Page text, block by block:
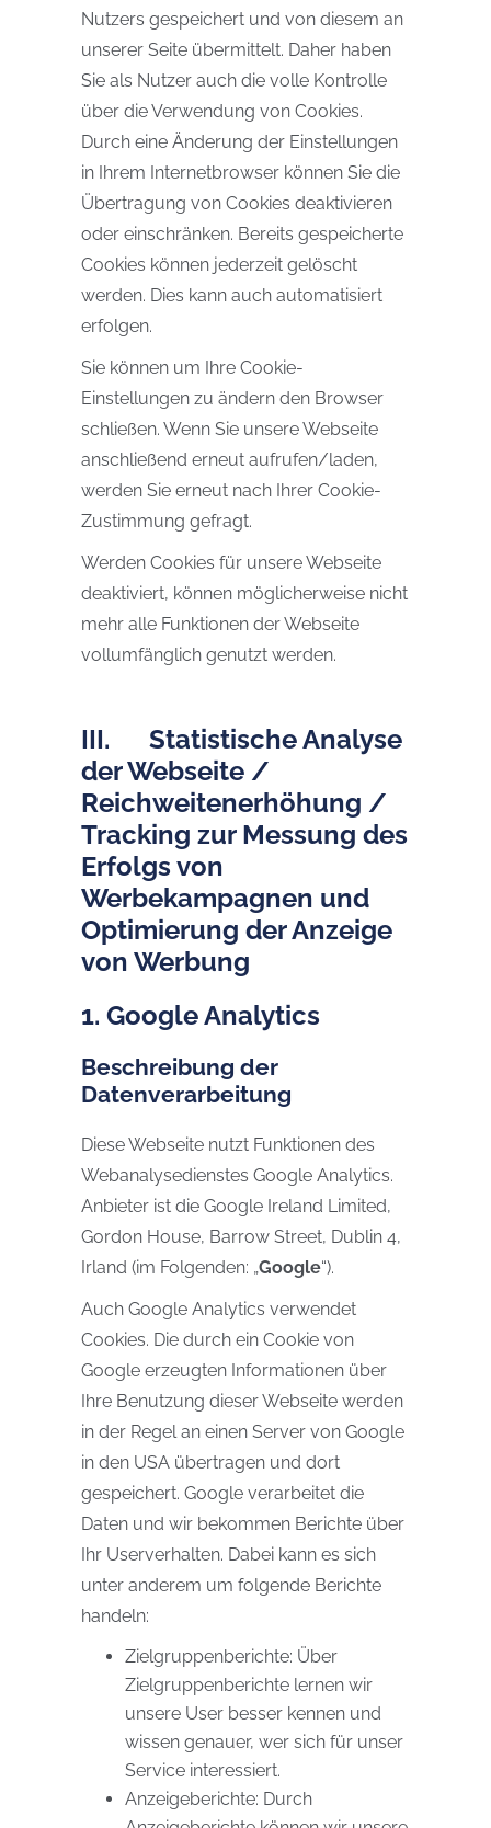
Nutzers gespeichert und von diesem an
unserer Seite übermittelt. Daher haben
Sie als Nutzer auch die volle Kontrolle
über die Verwendung von Cookies.
Durch eine Änderung der Einstellungen
in Ihrem Internetbrowser können Sie die
Übertragung von Cookies deaktivieren
oder einschränken. Bereits gespeicherte
Cookies können jederzeit gelöscht
werden. Dies kann auch automatisiert
erfolgen.
Sie können um Ihre Cookie-
Einstellungen zu ändern den Browser
schließen. Wenn Sie unsere Webseite
anschließend erneut aufrufen/laden,
werden Sie erneut nach Ihrer Cookie-
Zustimmung gefragt.
Werden Cookies für unsere Webseite
deaktiviert, können möglicherweise nicht
mehr alle Funktionen der Webseite
vollumfänglich genutzt werden.
III. Statistische Analyse
der Webseite /
Reichweitenerhöhung /
Tracking zur Messung des
Erfolgs von
Werbekampagnen und
Optimierung der Anzeige
von Werbung
1. Google Analytics
Beschreibung der
Datenverarbeitung
Diese Webseite nutzt Funktionen des
Webanalysedienstes Google Analytics.
Anbieter ist die Google Ireland Limited,
Gordon House, Barrow Street, Dublin 4,
Irland (im Folgenden: „Google“).
Auch Google Analytics verwendet
Cookies. Die durch ein Cookie von
Google erzeugten Informationen über
Ihre Benutzung dieser Webseite werden
in der Regel an einen Server von Google
in den USA übertragen und dort
gespeichert. Google verarbeitet die
Daten und wir bekommen Berichte über
Ihr Userverhalten. Dabei kann es sich
unter anderem um folgende Berichte
handeln:
Zielgruppenberichte: Über
Zielgruppenberichte lernen wir
unsere User besser kennen und
wissen genauer, wer sich für unser
Service interessiert.
Anzeigeberichte: Durch